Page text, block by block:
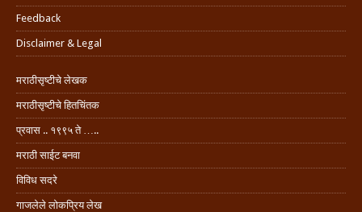
Feedback
Disclaimer & Legal
मराठीसृष्टीचे लेखक
मराठीसृष्टीचे हितचिंतक
प्रवास .. १९९५ ते …..
मराठी साईट बनवा
विविध सदरे
गाजलेले लोकप्रिय लेख